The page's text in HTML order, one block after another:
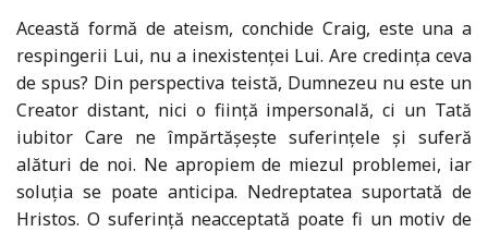
Această formă de ateism, conchide Craig, este una a
respingerii Lui, nu a inexistenței Lui. Are credința ceva
de spus? Din perspectiva teistă, Dumnezeu nu este un
Creator distant, nici o ființă impersonală, ci un Tată
iubitor Care ne împărtășește suferințele și suferă
alături de noi. Ne apropiem de miezul problemei, iar
soluția se poate anticipa. Nedreptatea suportată de
Hristos. O suferință neacceptată poate fi un motiv de